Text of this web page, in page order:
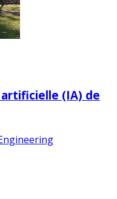
(IA) de